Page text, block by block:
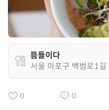
뜸들이다
서울 마포구 백범로1길
0 0